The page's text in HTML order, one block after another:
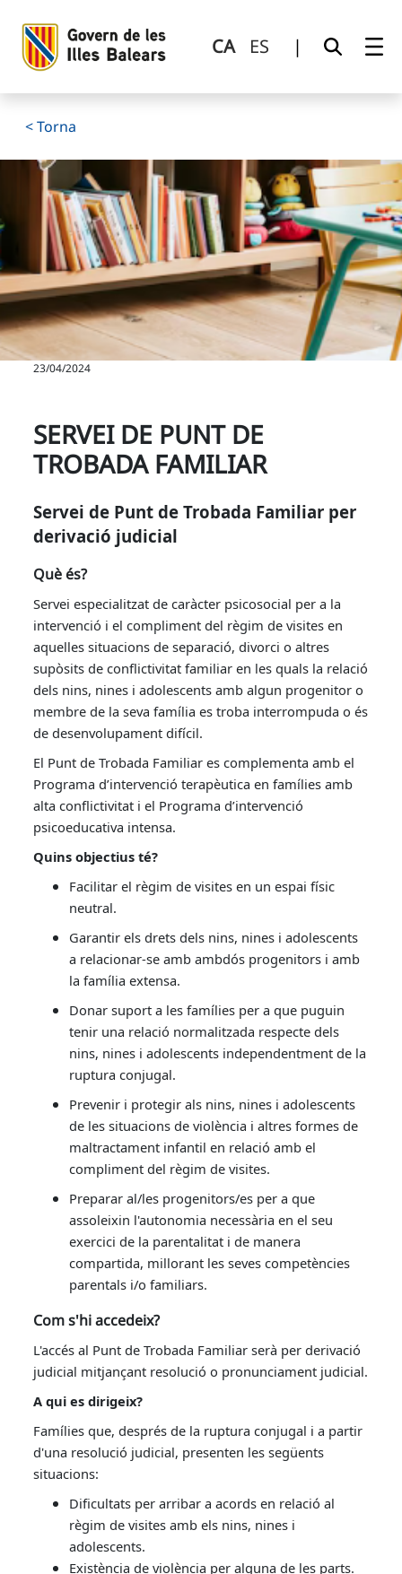
CA ES |
< Torna
23/04/2024
SERVEI DE PUNT DE
TROBADA FAMILIAR
Servei de Punt de Trobada Familiar per
derivació judicial
Què és?
Servei especialitzat de caràcter psicosocial per a la
intervenció i el compliment del règim de visites en
aquelles situacions de separació, divorci o altres
supòsits de conflictivitat familiar en les quals la relació
dels nins, nines i adolescents amb algun progenitor o
membre de la seva família es troba interrompuda o és
de desenvolupament difícil.
El Punt de Trobada Familiar es complementa amb el
Programa d’intervenció terapèutica en famílies amb
alta conflictivitat i el Programa d’intervenció
psicoeducativa intensa.
Quins objectius té?
Facilitar el règim de visites en un espai físic
neutral.
Garantir els drets dels nins, nines i adolescents
a relacionar-se amb ambdós progenitors i amb
la família extensa.
Donar suport a les famílies per a que puguin
tenir una relació normalitzada respecte dels
nins, nines i adolescents independentment de la
ruptura conjugal.
Prevenir i protegir als nins, nines i adolescents
de les situacions de violència i altres formes de
maltractament infantil en relació amb el
compliment del règim de visites.
Preparar al/les progenitors/es per a que
assoleixin l'autonomia necessària en el seu
exercici de la parentalitat i de manera
compartida, millorant les seves competències
parentals i/o familiars.
Com s'hi accedeix?
L'accés al Punt de Trobada Familiar serà per derivació
judicial mitjançant resolució o pronunciament judicial.
A qui es dirigeix?
Famílies que, després de la ruptura conjugal i a partir
d'una resolució judicial, presenten les següents
situacions:
Dificultats per arribar a acords en relació al
règim de visites amb els nins, nines i
adolescents.
Existència de violència per alguna de les parts.